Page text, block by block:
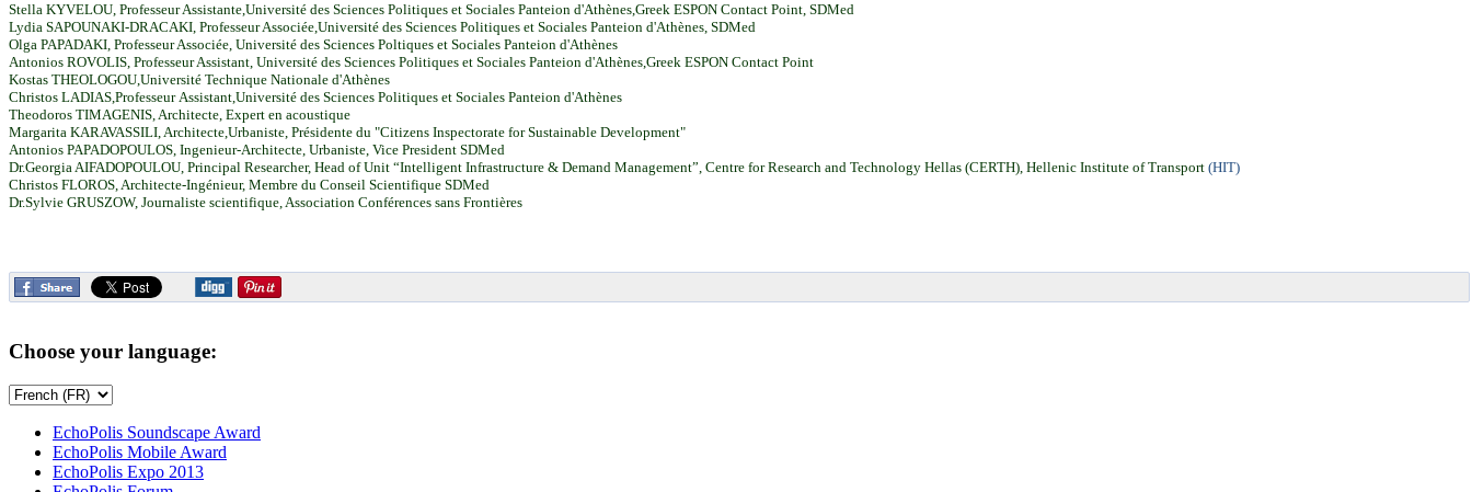
Stella KYVELOU, ProfesseurAssistante,Université des Sciences Politiques et Sociales Panteion d'Athènes,Greek ESPON Contact Point, SDMed
Lydia SAPOUNAKI-DRACAKI, Professeur Associée,Université des Sciences Politiques et Sociales Panteion d'Athènes, SDMed
Olga PAPADAKI, Professeur Associée, Université des Sciences Poltiques et Sociales Panteion d'Athènes
Antonios ROVOLIS, Professeur Assistant, Université des Sciences Politiques et Sociales Panteion d'Athènes,Greek ESPON Contact Point
Kostas THEOLOGOU,Université Technique Nationale d'Athènes
Christos LADIAS,ProfesseurAssistant,Université des Sciences Politiques et Sociales Panteion d'Athènes
Theodoros TIMAGENIS, Architecte, Expert en acoustique
Margarita KARAVASSILI, Architecte,Urbaniste, Présidente du "Citizens Inspectorate for Sustainable Development"
Antonios PAPADOPOULOS, Ingenieur-Architecte, Urbaniste, Vice President SDMed
Dr.Georgia AIFADOPOULOU, Principal Researcher, Head of Unit “Intelligent Infrastructure & Demand Management”, Centre for Research and Technology Hellas (CERTH), Hellenic Institute of Transport (HIT)
Christos FLOROS, Architecte-Ingénieur, Membre du Conseil Scientifique SDMed
Dr.Sylvie GRUSZOW, Journaliste scientifique, Association Conférences sans Frontières
Choose your language:
EchoPolis Soundscape Award
EchoPolis Mobile Award
EchoPolis Expo 2013